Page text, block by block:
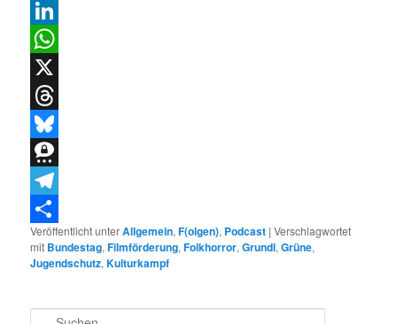
Email
LinkedIn
WhatsApp
X
Threads
Bluesky
Threema
Telegram
Teilen
Veröffentlicht unterAllgemein,F(olgen), Podcast |Verschlagwortet
mit Bundestag,Filmförderung,Folkhorror,Grundl,Grüne,
Jugendschutz,Kulturkampf